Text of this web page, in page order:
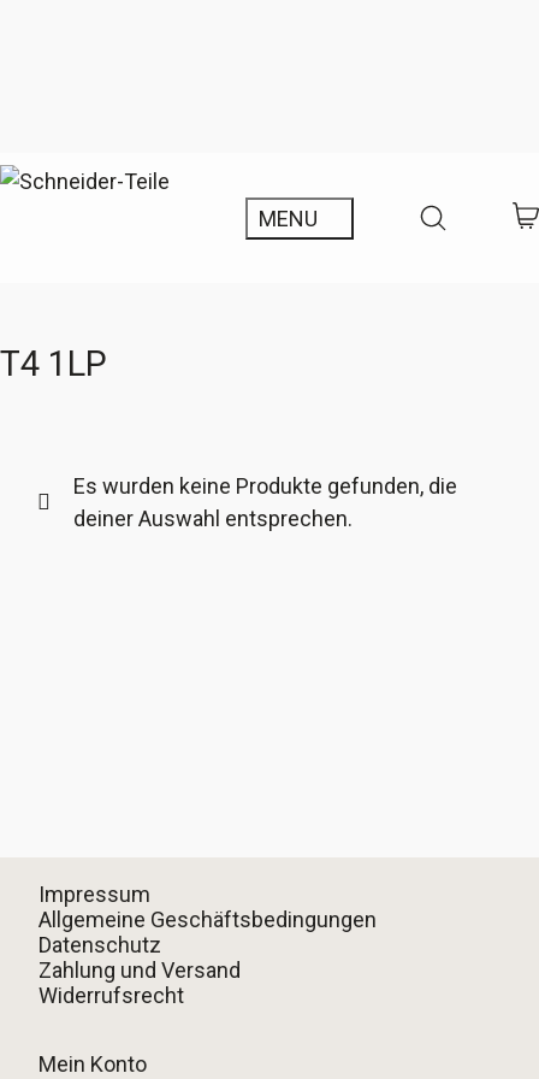
T4 1LP
Es wurden keine Produkte gefunden, die
deiner Auswahl entsprechen.
Impressum
Allgemeine Geschäftsbedingungen
Datenschutz
Zahlung und Versand
Widerrufsrecht
Mein Konto